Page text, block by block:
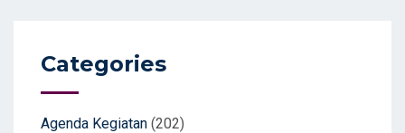
Categories
Agenda Kegiatan (202)